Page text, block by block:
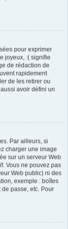
pour exprimer
joyeux, :( signifie
de rédaction de
rapidement
de les retirer ou
avoir défini un
Par ailleurs, si
charger une image
sur un serveur Web
Vous ne pouvez pas
Web public) ni des
exemple : boîtes
passe, etc. Pour